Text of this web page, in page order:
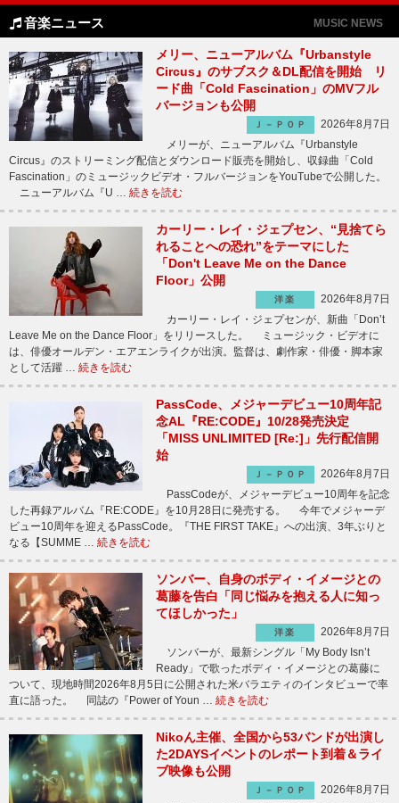
音楽ニュース MUSIC NEWS
メリー、ニューアルバム『Urbanstyle
Circus』のサブスク＆DL配信を開始 リ
ード曲「Cold Fascination」のMVフル
バージョンも公開
Ｊ－ＰＯＰ
2026年8月7日
メリーが、ニューアルバム『Urbanstyle
Circus』のストリーミング配信とダウンロード販売を開始し、収録曲「Cold
Fascination」のミュージックビデオ・フルバージョンをYouTubeで公開した。
ニューアルバム『U … 続きを読む
カーリー・レイ・ジェプセン、“見捨てら
れることへの恐れ”をテーマにした
「Don't Leave Me on the Dance
Floor」公開
洋楽
2026年8月7日
カーリー・レイ・ジェプセンが、新曲「Don’t
Leave Me on the Dance Floor」をリリースした。 ミュージック・ビデオに
は、俳優オールデン・エアエンライクが出演。監督は、劇作家・俳優・脚本家
として活躍 … 続きを読む
PassCode、メジャーデビュー10周年記
念AL『RE:CODE』10/28発売決定
「MISS UNLIMITED [Re:]」先行配信開
始
Ｊ－ＰＯＰ
2026年8月7日
PassCodeが、メジャーデビュー10周年を記念
した再録アルバム『RE:CODE』を10月28日に発売する。 今年でメジャーデ
ビュー10周年を迎えるPassCode。『THE FIRST TAKE』への出演、3年ぶりと
なる【SUMME … 続きを読む
ソンバー、自身のボディ・イメージとの
葛藤を告白「同じ悩みを抱える人に知っ
てほしかった」
洋楽
2026年8月7日
ソンバーが、最新シングル「My Body Isn’t
Ready」で歌ったボディ・イメージとの葛藤に
ついて、現地時間2026年8月5日に公開された米バラエティのインタビューで率
直に語った。 同誌の『Power of Youn … 続きを読む
Nikoん主催、全国から53バンドが出演し
た2DAYSイベントのレポート到着＆ライ
ブ映像も公開
Ｊ－ＰＯＰ
2026年8月7日